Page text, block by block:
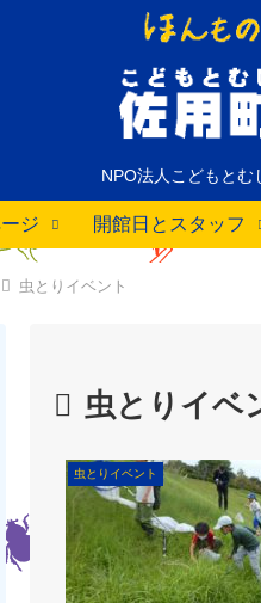
NPO法人こどもと
ジ 開館日とスタッフ
虫とりイベント
虫とりイベ
虫とりイベント